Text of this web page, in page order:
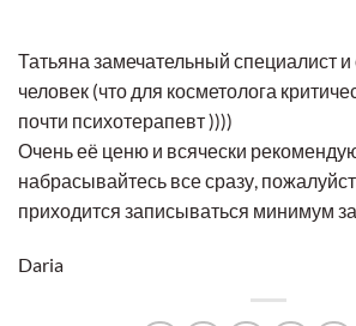
Татьяна замечательный специалист
человек (что для косметолога
почти психотерапевт ))))
Очень её ценю и всячески
набрасывайтесь все сразу,
приходится записываться минимум
Daria